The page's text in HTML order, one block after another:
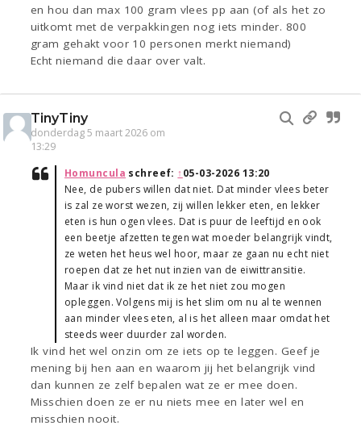
en hou dan max 100 gram vlees pp aan (of als het zo
uitkomt met de verpakkingen nog iets minder. 800
gram gehakt voor 10 personen merkt niemand)
Echt niemand die daar over valt.
TinyTiny
donderdag 5 maart 2026 om
13:29
Homuncula schreef: ↑05-03-2026 13:20
Nee, de pubers willen dat niet. Dat minder vlees beter
is zal ze worst wezen, zij willen lekker eten, en lekker
eten is hun ogen vlees. Dat is puur de leeftijd en ook
een beetje afzetten tegen wat moeder belangrijk vindt,
ze weten het heus wel hoor, maar ze gaan nu echt niet
roepen dat ze het nut inzien van de eiwittransitie.
Maar ik vind niet dat ik ze het niet zou mogen
opleggen. Volgens mij is het slim om nu al te wennen
aan minder vlees eten, al is het alleen maar omdat het
steeds weer duurder zal worden.
Ik vind het wel onzin om ze iets op te leggen. Geef je
mening bij hen aan en waarom jij het belangrijk vind
dan kunnen ze zelf bepalen wat ze er mee doen.
Misschien doen ze er nu niets mee en later wel en
misschien nooit.